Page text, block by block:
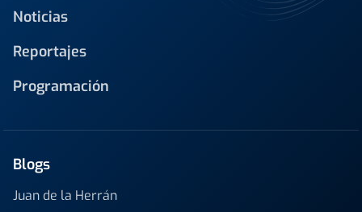
Noticias
Reportajes
Programación
Blogs
Juan de la Herrán